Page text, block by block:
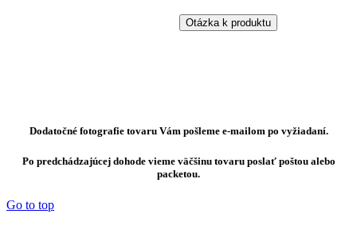
Otázka k produktu
Dodatočné fotografie tovaru Vám pošleme e-mailom po vyžiadaní.
Po predchádzajúcej dohode vieme väčšinu tovaru poslať poštou alebo
packetou.
Go to top